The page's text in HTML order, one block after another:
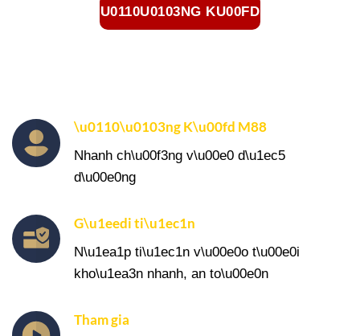
U0110U0103NG KU00FD
\u0110\u0103ng K\u00fd M88
Nhanh ch\u00f3ng v\u00e0 d\u1ec5
d\u00e0ng
G\u1eedi ti\u1ec1n
N\u1ea1p ti\u1ec1n v\u00e0o t\u00e0i
kho\u1ea3n nhanh, an to\u00e0n
Tham gia